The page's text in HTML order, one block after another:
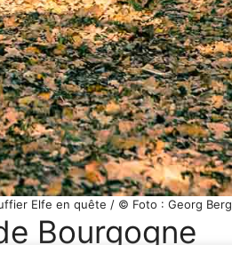
Elfe en quête / © Foto : Georg Berg
Bourgogne